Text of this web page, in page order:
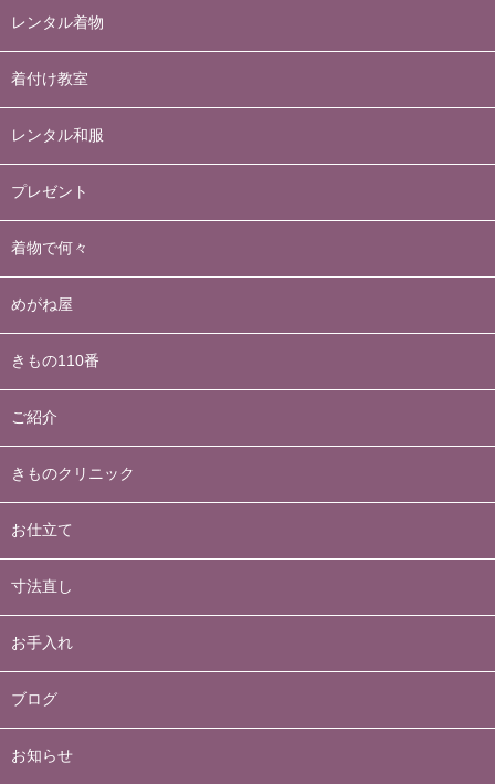
レンタル着物
着付け教室
レンタル和服
プレゼント
着物で何々
めがね屋
きもの110番
ご紹介
きものクリニック
お仕立て
寸法直し
お手入れ
ブログ
お知らせ